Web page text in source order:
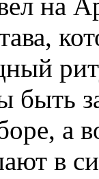
быть
а
в